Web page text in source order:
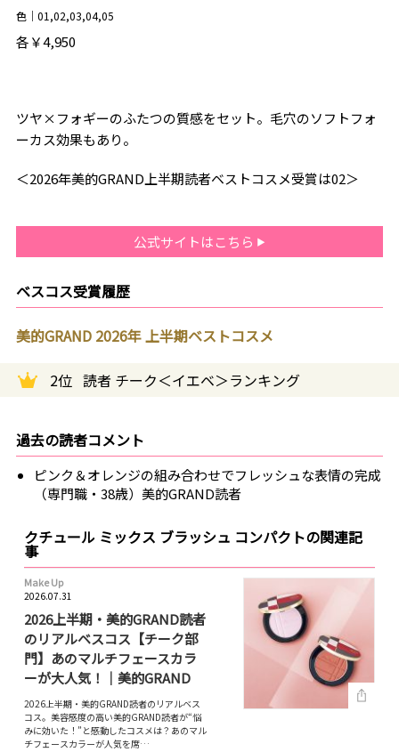
色｜01,02,03,04,05
各￥4,950
ツヤ×フォギーのふたつの質感をセット。毛穴のソフトフォ
ーカス効果もあり。
＜2026年美的GRAND上半期読者ベストコスメ受賞は02＞
公式サイトはこちら
ベスコス受賞履歴
美的GRAND 2026年 上半期ベストコスメ
2位 読者 チーク＜イエベ＞ランキング
過去の読者コメント
ピンク＆オレンジの組み合わせでフレッシュな表情の完成
（専門職・38歳）美的GRAND読者
クチュール ミックス ブラッシュ コンパクトの関連記
事
Make Up
2026.07.31
2026上半期・美的GRAND読者
のリアルベスコス【チーク部
門】あのマルチフェースカラ
ーが大人気！｜美的GRAND
2026上半期・美的GRAND読者のリアルベス
コス。美容感度の高い美的GRAND読者が“悩
みに効いた！”と感動したコスメは？あのマル
チフェースカラーが人気を席…